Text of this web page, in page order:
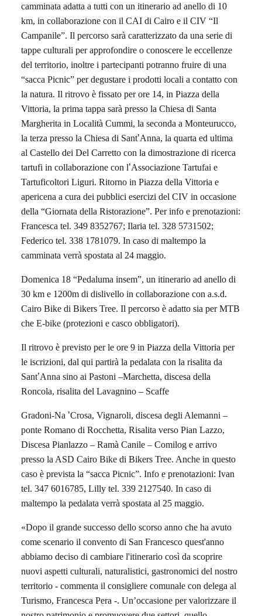
camminata adatta a tutti con un itinerario ad anello di 10
km, in collaborazione con il CAI di Cairo e il CIV “Il
Campanile”. Il percorso sarà caratterizzato da una serie di
tappe culturali per approfondire o conoscere le eccellenze
del territorio, inoltre i partecipanti potranno fruire di una
“sacca Picnic” per degustare i prodotti locali a contatto con
la natura. Il ritrovo è fissato per ore 14, in Piazza della
Vittoria, la prima tappa sarà presso la Chiesa di Santa
Margherita in Località Cummi, la seconda a Monteurucco,
la terza presso la Chiesa di Sant’Anna, la quarta ed ultima
al Castello dei Del Carretto con la dimostrazione di ricerca
tartufi in collaborazione con l’Associazione Tartufai e
Tartuficoltori Liguri. Ritorno in Piazza della Vittoria e
apericena a cura dei pubblici esercizi del CIV in occasione
della “Giornata della Ristorazione”. Per info e prenotazioni:
Francesca tel. 349 8352767; Ilaria tel. 328 5731502;
Federico tel. 338 1781079. In caso di maltempo la
camminata verrà spostata al 24 maggio.
Domenica 18 “Pedaluma insem”, un itinerario ad anello di
30 km e 1200m di dislivello in collaborazione con a.s.d.
Cairo Bike di Bikers Tree. Il percorso è adatto sia per MTB
che E-bike (protezioni e casco obbligatori).
Il ritrovo è previsto per le ore 9 in Piazza della Vittoria per
le iscrizioni, dal qui partirà la pedalata con la risalita da
Sant’Anna sino ai Pastoni –Marchetta, discesa della
Roncola, risalita del Lavagnino – Scaffe
Gradoni-Na ’Crosa, Vignaroli, discesa degli Alemanni –
ponte Romano di Rocchetta, Risalita verso Pian Lazzo,
Discesa Pianlazzo – Ramà Canile – Comilog e arrivo
presso la ASD Cairo Bike di Bikers Tree. Anche in questo
caso è prevista la “sacca Picnic”. Info e prenotazioni: Ivan
tel. 347 6016785, Lilly tel. 339 2127540. In caso di
maltempo la pedalata verrà spostata al 25 maggio.
«Dopo il grande successo dello scorso anno che ha avuto
come scenario il convento di San Francesco quest'anno
abbiamo deciso di cambiare l'itinerario così da scoprire
nuovi aspetti culturali, naturalistici, gastronomici del nostro
territorio - commenta il consigliere comunale con delega al
Turismo, Francesca Pera -. Un’occasione per valorizzare il